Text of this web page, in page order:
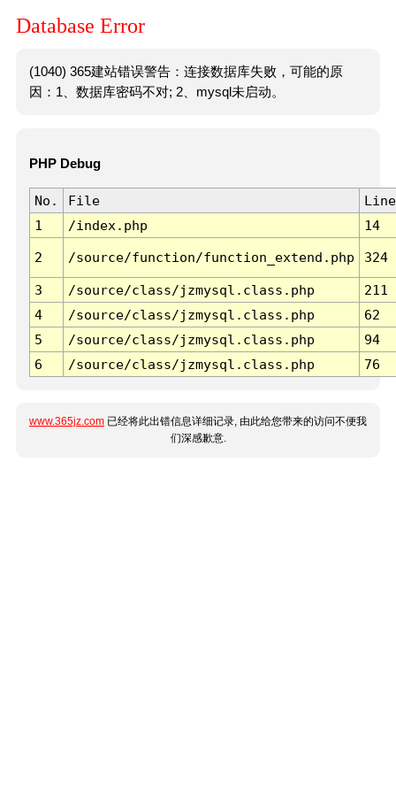
Database Error
(1040) 365建站错误警告：连接数据库失败，可能的原
因：1、数据库密码不对; 2、mysql未启动。
PHP Debug
No. File
Line
1
/index.php 14
2 /source/function/function_extend.php 324
3 /source/class/jzmysql.class.php
211
4
/source/class/jzmysql.class.php
62
5
/source/class/jzmysql.class.php
94
6
/source/class/jzmysql.class.php 76
www.365jz.com 已经将此出错信息详细记录, 由此给您带来的访问不便我
们深感歉意.